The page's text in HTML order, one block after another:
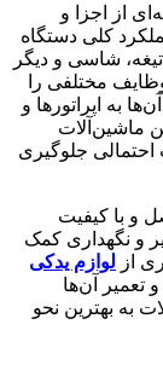
و دیگر
را
و
کمک
یدکی
نحو